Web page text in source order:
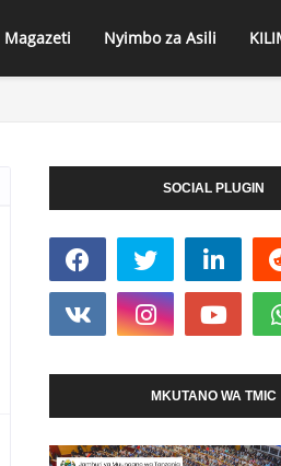
Magazeti Nyimbo za Asili
SOCIAL PLUGIN
MKUTANO WA TMIC